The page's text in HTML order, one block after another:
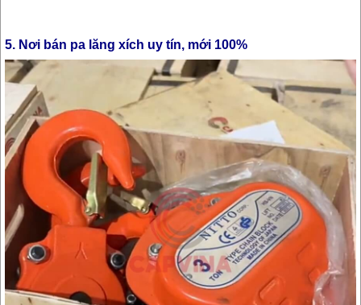
5. Nơi bán pa lăng xích uy tín, mới 100%